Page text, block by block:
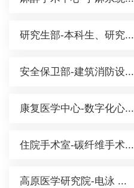
研究生部-本科生、研究...
安全保卫部-建筑消防设...
康复医学中心-数字化心...
住院手术室-碳纤维手术...
高原医学研究院-电泳 ...